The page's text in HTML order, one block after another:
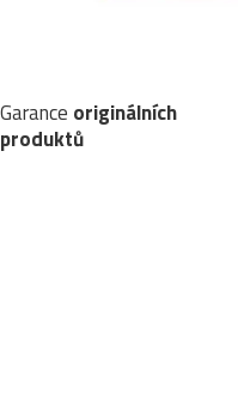
Garance originálních
produktů